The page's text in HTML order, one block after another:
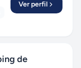
Ver perfil
de